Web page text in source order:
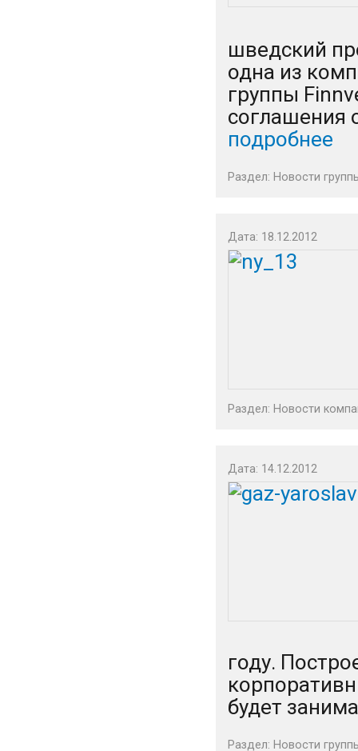
шведский
одна из
группы
соглашения
подробнее
Раздел: Новости
Дата: 18.12.2012
Раздел: Новости
Дата: 14.12.2012
году.
будет
Раздел: Новости